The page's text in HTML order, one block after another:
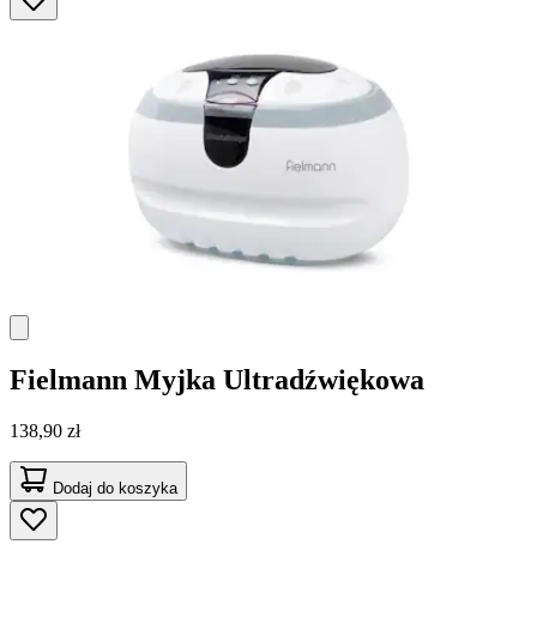
Fielmann Myjka Ultradźwiękowa
138,90 zł
Dodaj do koszyka